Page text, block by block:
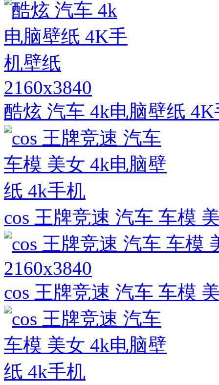
2160x3840
酷炫 汽车 4k电脑壁纸
cos 王牌竞速 汽车 车模
2160x3840
cos 王牌竞速 汽车 车模